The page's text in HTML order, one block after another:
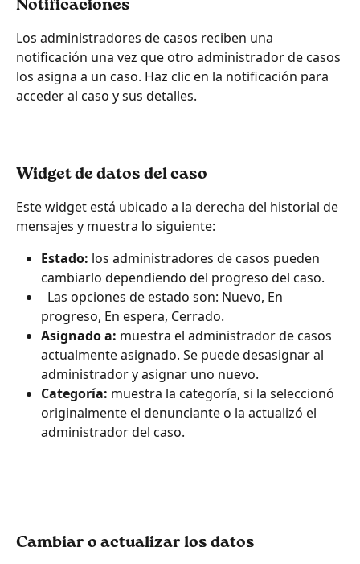
Notificaciones
Los administradores de casos reciben una
notificación una vez que otro administrador de casos
los asigna a un caso. Haz clic en la notificación para
acceder al caso y sus detalles.
Widget de datos del caso
Este widget está ubicado a la derecha del historial de
mensajes y muestra lo siguiente:
Estado: los administradores de casos pueden
cambiarlo dependiendo del progreso del caso.
progreso, En espera, Cerrado.
Asignado a: muestra el administrador de casos
actualmente asignado. Se puede desasignar al
administrador y asignar uno nuevo.
Categoría: muestra la categoría, si la seleccionó
originalmente el denunciante o la actualizó el
administrador del caso.
Cambiar o actualizar los datos